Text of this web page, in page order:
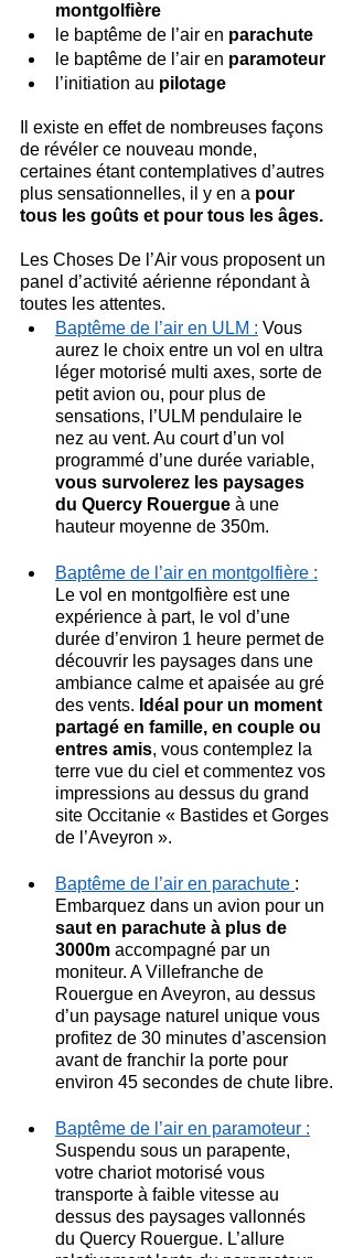
montgolfière
le baptême de l’air en parachute
le baptême de l’air en paramoteur
l’initiation au pilotage
Il existe en effet de nombreuses façons
de révéler ce nouveau monde,
certaines étant contemplatives d’autres
plus sensationnelles, il y en a pour
tous les goûts et pour tous les âges.
Les Choses De l’Air vous proposent un
panel d’activité aérienne répondant à
toutes les attentes.
Baptême de l’air en ULM : Vous
aurez le choix entre un vol en ultra
léger motorisé multi axes, sorte de
petit avion ou, pour plus de
sensations, l’ULM pendulaire le
nez au vent. Au court d’un vol
programmé d’une durée variable,
vous survolerez les paysages
du Quercy Rouergue à une
hauteur moyenne de 350m.
Baptême de l’air en montgolfière :
Le vol en montgolfière est une
expérience à part, le vol d’une
durée d’environ 1 heure permet de
découvrir les paysages dans une
ambiance calme et apaisée au gré
des vents. Idéal pour un moment
partagé en famille, en couple ou
entres amis, vous contemplez la
terre vue du ciel et commentez vos
impressions au dessus du grand
site Occitanie « Bastides et Gorges
de l’Aveyron ».
Baptême de l’air en parachute :
Embarquez dans un avion pour un
saut en parachute à plus de
3000m accompagné par un
moniteur. A Villefranche de
Rouergue en Aveyron, au dessus
d’un paysage naturel unique vous
profitez de 30 minutes d’ascension
avant de franchir la porte pour
environ 45 secondes de chute libre.
Baptême de l’air en paramoteur :
Suspendu sous un parapente,
votre chariot motorisé vous
transporte à faible vitesse au
dessus des paysages vallonnés
du Quercy Rouergue. L’allure